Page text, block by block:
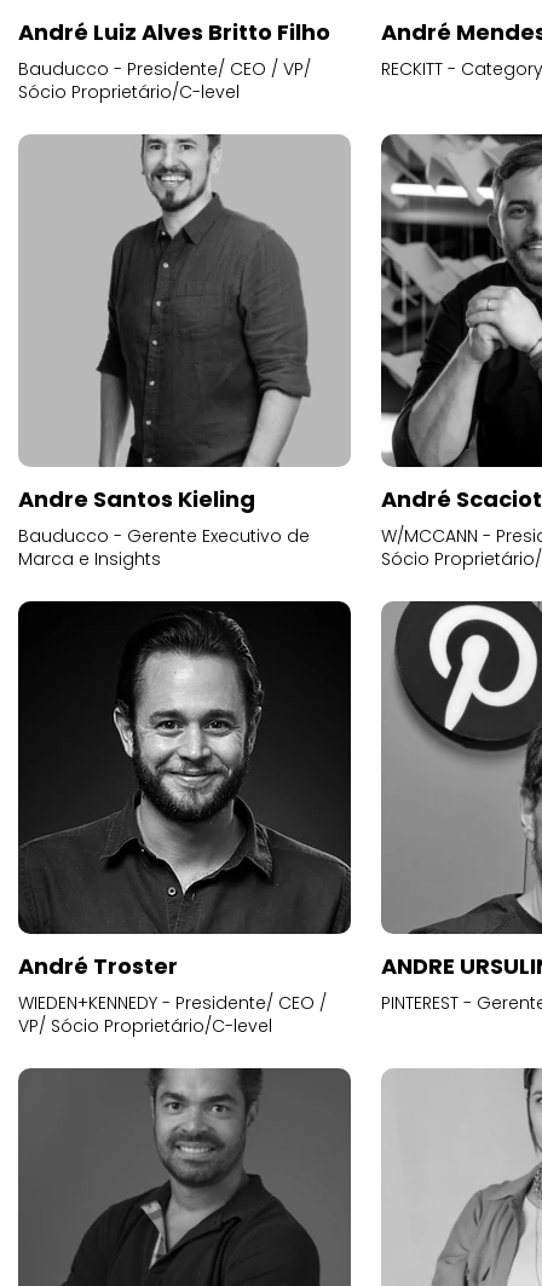
André Luiz Alves Britto Filho
Bauducco - Presidente/ CEO / VP/
Sócio Proprietário/C-level
André
RECKITT -
Andre Santos Kieling
Bauducco - Gerente Executivo de
Marca e Insights
André
W/MCCANN -
Sócio
André Troster
WIEDEN+KENNEDY - Presidente/ CEO /
VP/ Sócio Proprietário/C-level
ANDRE
PINTEREST -